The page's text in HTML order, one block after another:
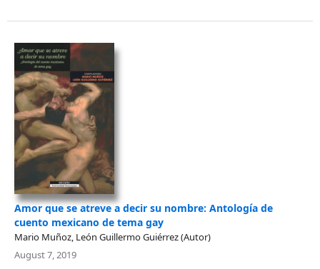
Amor que se atreve a decir su nombre: Antología de
cuento mexicano de tema gay
Mario Muñoz, León Guillermo Guiérrez (Autor)
August 7, 2019